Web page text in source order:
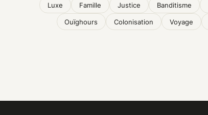
Luxe Famille Justice Banditisme
Ouïghours Colonisation Voyage